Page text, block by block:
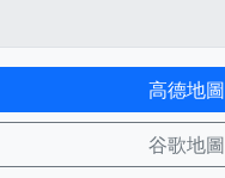
高德地圖
谷歌地圖